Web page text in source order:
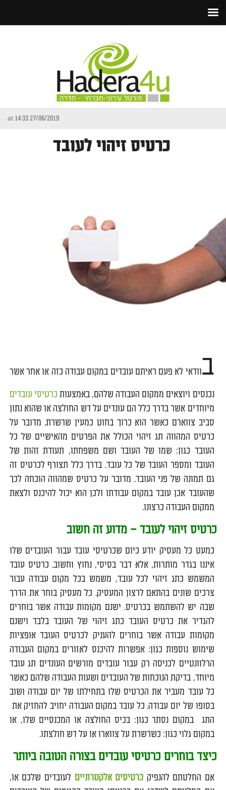
27/06/2019 at 14:33
כרטיס זיהוי לעובד
בוודאי לא פעם ראיתם עובדים במקום עבודה כזה או אחר אשר
נכנסים ויוצאים ממקום העבודה שלהם, באמצעות כרטיסי עובדים
מיוחדים אשר בדרך כלל הם עונדים על דש החולצה או שהוא נתון
סביב צווארם כאשר הוא כרוך בחוט כמעין שרשרת. מדובר על
כרטיס המהווה תג זיהוי הכולל את הפרטים מהאישיים של כל
העובד כגון: שמו של העובד ושם משפחתו, תעודת זהות של
העובד ומספר העובד של כל עובד. בדרך כלל תצורף לכרטיס זה
גם תמונה של פני העובד. מדובר על כרטיס שמהווה הוכחה לכך
שהעובד אכן עובד במקום עבודתו ולכן הוא יכול להיכנס ולצאת
ממקום העבודה כרצונו.
כרטיס זיהוי לעובד – מדוע זה חשוב
כמעט כל מעסיק יודע כיום שכרטיסי עובד עבור העובדים שלו
איננו בגדר מותרות, אלא דבר בסיסי, נחוץ וחשוב. כרטיס עובד
המשמש כתג זיהוי לכל עובד, משמש בכל מקום עבודה עבור
צרכים שונים בהתאם לרצון המעסיק. כל מעסיק בוחר את הדרך
שבה יש להשתמש בכרטיס. ישנם מקומות עבודה אשר בוחרים
להגדיר את כרטיס העובד כתג זיהוי של העובד בלבד וישנם
מקומות עבודה אשר בוחרים להעניק לכרטיס העובד אופציות
שימוש נוספות כגון: אפשרות להיכנס לאזורים במקום העבודה
הרלוונטיים לכניסה רק עבור עובדים מורשים העונדים תג עובד
מיוחד, בדיקת הנוכחות של העובדים ושעות העבודה שלהם כאשר
כל עובד מעביר את הכרטיס שלו בתחילתו של יום עבודה ושוב
בסופו של יום עבודה. כל עובד במקום העבודה יחויב להחזיק את
התג במקום נסתר כגון: בכיס החולצה או המכנסיים שלו, או
במקום גלוי כגון: כשרשרת על צווארו או על דש חולצתו.
כיצד בוחרים כרטיסי עובדים בצורה הטובה ביותר
אם החלטתם להנפיק כרטיסים אלקטרוניים לעובדים שלכם או,